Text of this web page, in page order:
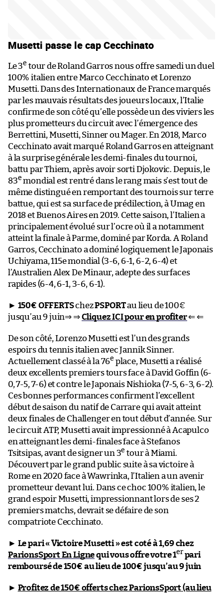
Musetti passe le cap Cecchinato
Le 3e tour de Roland Garros nous offre samedi un duel
100% italien entre Marco Cecchinato et Lorenzo
Musetti. Dans des Internationaux de France marqués
par les mauvais résultats des joueurs locaux, l’Italie
confirme de son côté qu’elle possède un des viviers les
plus prometteurs du circuit avec l’émergence des
Berrettini, Musetti, Sinner ou Mager. En 2018, Marco
Cecchinato avait marqué Roland Garros en atteignant
à la surprise générale les demi-finales du tournoi,
battu par Thiem, après avoir sorti Djokovic. Depuis, le
83e mondial est rentré dans le rang mais s’est tout de
même distingué en remportant des tournois sur terre
battue, qui est sa surface de prédilection, à Umag en
2018 et Buenos Aires en 2019. Cette saison, l’Italien a
principalement évolué sur l’ocre où il a notamment
atteint la finale à Parme, dominé par Korda. A Roland
Garros, Cecchinato a dominé logiquement le Japonais
Uchiyama, 115e mondial (3-6, 6-1, 6-2, 6-4) et
l’Australien Alex De Minaur, adepte des surfaces
rapides (6-4, 6-1, 3-6, 6-1).
► 150€ OFFERTSchezPSPORTau lieu de 100€
jusqu’au 9 juin⇒ ⇒Cliquez ICI pour en profiter⇐ ⇐
De son côté, Lorenzo Musetti est l’un des grands
espoirs du tennis italien avec Jannik Sinner.
Actuellement classé à la 76e place, Musetti a réalisé
deux excellents premiers tours face à David Goffin (6-
0, 7-5, 7-6) et contre le Japonais Nishioka (7-5, 6-3, 6-2).
Ces bonnes performances confirment l’excellent
début de saison du natif de Carrare qui avait atteint
deux finales de Challenger en tout début d’année. Sur
le circuit ATP, Musetti avait impressionné à Acapulco
en atteignant les demi-finales face à Stefanos
Tsitsipas, avant de signer un 3e tour à Miami.
Découvert par le grand public suite à sa victoire à
Rome en 2020 face à Wawrinka, l’Italien a un avenir
prometteur devant lui. Dans ce choc 100% italien, le
grand espoir Musetti, impressionnant lors de ses 2
premiers matchs, devrait se défaire de son
compatriote Cecchinato.
► Le pari « Victoire Musetti » est coté à 1,69 chez
ParionsSport En Lignequi vous offre votre 1er pari
remboursé de 150€ au lieu de 100€ jusqu’au 9 juin
► Profitez de 150€ offerts chez ParionsSport (au lieu